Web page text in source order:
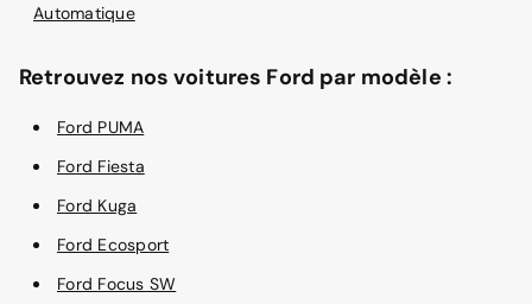
Automatique
Retrouvez nos voitures Ford par modèle :
Ford PUMA
Ford Fiesta
Ford Kuga
Ford Ecosport
Ford Focus SW